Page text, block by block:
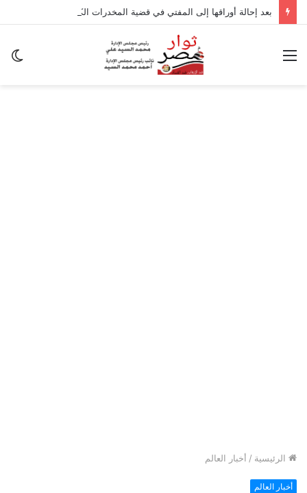
القائمة
الرئيسية / أخبار العالم
أخبار العالم